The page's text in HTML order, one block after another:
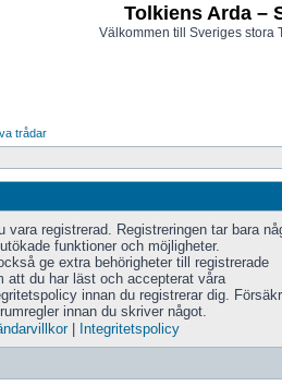
Tolkiens Arda –
Välkommen till Sveriges stora
trådar
vara registrerad. Registreringen tar bara
funktioner och möjligheter.
ge extra behörigheter till registrerade
att du har läst och accepterat våra
innan du registrerar dig.
innan du skriver något.
| Integritetspolicy